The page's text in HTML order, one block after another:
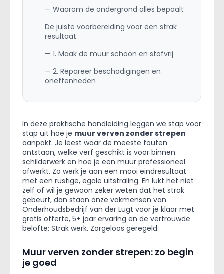
— Waarom de ondergrond alles bepaalt
De juiste voorbereiding voor een strak
resultaat
— 1. Maak de muur schoon en stofvrij
— 2. Repareer beschadigingen en
oneffenheden
In deze praktische handleiding leggen we stap voor
stap uit hoe je muur verven zonder strepen
aanpakt. Je leest waar de meeste fouten
ontstaan, welke verf geschikt is voor binnen
schilderwerk en hoe je een muur professioneel
afwerkt. Zo werk je aan een mooi eindresultaat
met een rustige, egale uitstraling. En lukt het niet
zelf of wil je gewoon zeker weten dat het strak
gebeurt, dan staan onze vakmensen van
Onderhoudsbedrijf van der Lugt voor je klaar met
gratis offerte, 5+ jaar ervaring en de vertrouwde
belofte: Strak werk. Zorgeloos geregeld.
Muur verven zonder strepen: zo begin
je goed